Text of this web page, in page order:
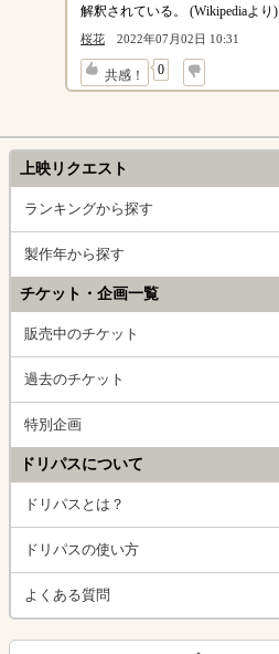
解釈されている。 (Wikipediaより)
桜花 2022年07月02日 10:31
共感！ 0
↓
上映リクエスト
ランキングから探す
製作年から探す
チケット・企画一覧
販売中のチケット
過去のチケット
特別企画
ドリパスについて
ドリパスとは？
ドリパスの使い方
よくある質問